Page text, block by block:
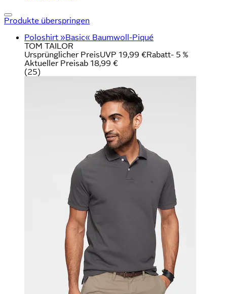
Produkte überspringen
Poloshirt »Basic« Baumwoll-Piqué
TOM TAILOR
Ursprünglicher PreisUVP 19,99 €Rabatt- 5 %
Aktueller Preisab 18,99 €
(25)